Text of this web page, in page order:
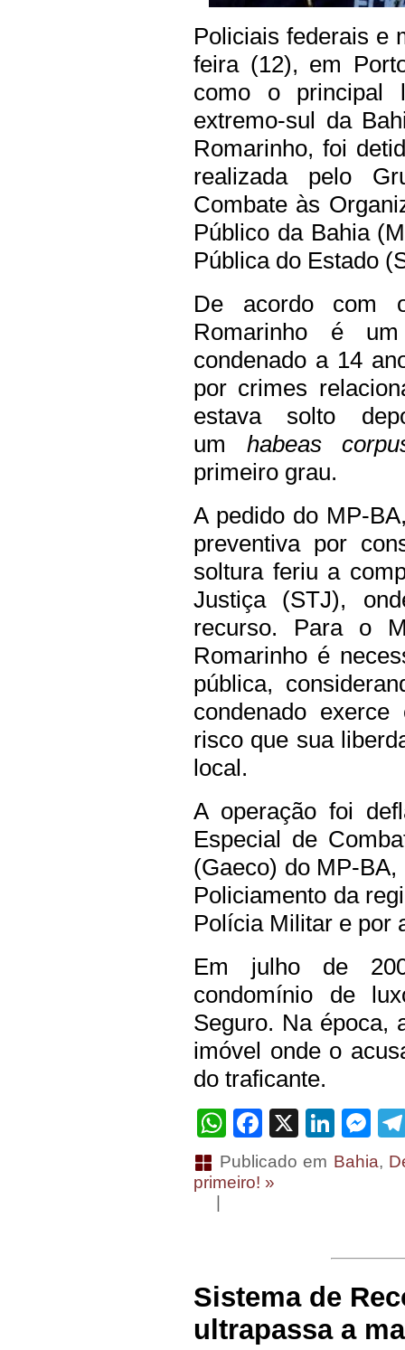
Policiais federais e
feira (12), em
como o principal
extremo-sul da
Romarinho, foi
realizada pelo
Combate às
Público da Bahia
Pública do Estado
De acordo com
Romarinho é
condenado a 14
por crimes
estava solto
um habeas
primeiro grau.
A pedido do MP-
preventiva por
soltura feriu a
Justiça (STJ),
recurso. Para o
Romarinho é
pública,
condenado
risco que sua
local.
A operação foi
Especial de
(Gaeco) do MP-
Policiamento da
Polícia Militar e por
Em julho de
condomínio de
Seguro. Na época,
imóvel onde o
do traficante.
WhatsApp
Facebook
X
Publicado em Bahia,
primeiro! »
Sistema de
ultrapassa a